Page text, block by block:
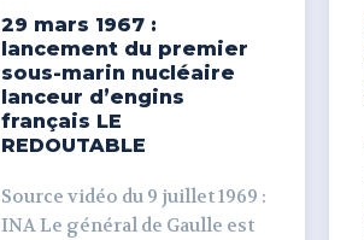
29 mars 1967 :
lancement du premier
sous-marin nucléaire
lanceur d’engins
français LE
REDOUTABLE
Source vidéo du 9 juillet 1969 :
INA Le général de Gaulle est